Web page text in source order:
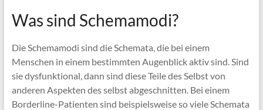
Was sind Schemamodi?
Die Schemamodi sind die Schemata, die bei einem
Menschen in einem bestimmten Augenblick aktiv sind. Sind
sie dysfunktional, dann sind diese Teile des Selbst von
anderen Aspekten des selbst abgeschnitten. Bei einem
Borderline-Patienten sind beispielsweise so viele Schemata